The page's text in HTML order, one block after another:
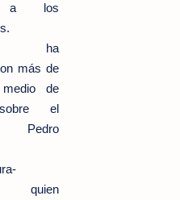
a los
ha
más de
de
el
Pedro
quien